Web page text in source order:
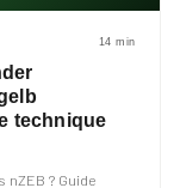
14 min
technique
? Guide